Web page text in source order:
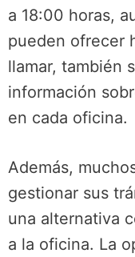
a 18:00 horas,
pueden ofrecer
llamar, también
información
en cada oficina.
Además,
gestionar sus
una alternativa
a la oficina. La